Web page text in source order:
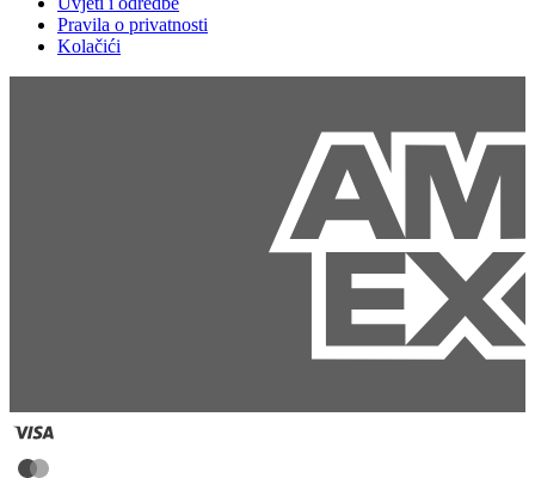
Pravila o privatnosti
Kolačići